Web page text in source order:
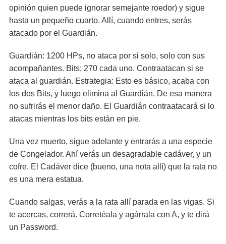
opinión quien puede ignorar semejante roedor) y sigue
hasta un pequeño cuarto. Allí, cuando entres, serás
atacado por el Guardián.
Guardián: 1200 HPs, no ataca por si solo, solo con sus
acompañantes. Bits: 270 cada uno. Contraatacan si se
ataca al guardián. Estrategia: Esto es básico, acaba con
los dos Bits, y luego elimina al Guardián. De esa manera
no sufrirás el menor daño. El Guardián contraatacará si lo
atacas mientras los bits están en pie.
Una vez muerto, sigue adelante y entrarás a una especie
de Congelador. Ahí verás un desagradable cadáver, y un
cofre. El Cadáver dice (bueno, una nota allí) que la rata no
es una mera estatua.
Cuando salgas, verás a la rata allí parada en las vigas. Si
te acercas, correrá. Corretéala y agárrala con A, y te dirá
un Password.